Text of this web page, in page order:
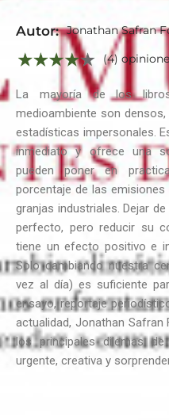
Autor: Jonathan Safran
(4)
La mayoría de los
medioambiente son
estadísticas impersonales.
inmediato y ofrece una
pueden poner en
porcentaje de las emisiones
granjas industriales. Dejar
perfecto, pero reducir su
tiene un efecto positivo e
Solo cambiando nuestra
vez al día) es suficiente
ensayo, reportaje
actualidad, Jonathan
los principales dilemas
urgente, creativa y